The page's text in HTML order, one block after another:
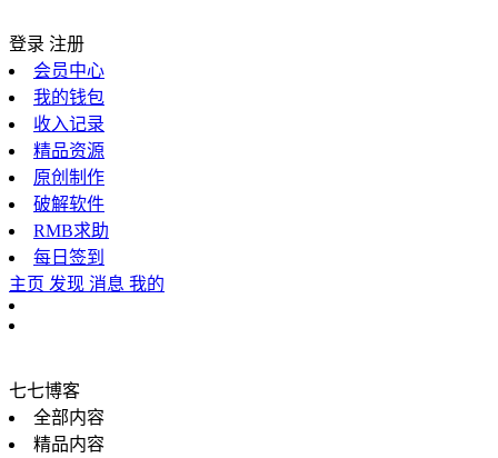
登录 注册
会员中心
我的钱包
收入记录
精品资源
原创制作
破解软件
RMB求助
每日签到
主页 发现 消息 我的
七七博客
全部内容
精品内容